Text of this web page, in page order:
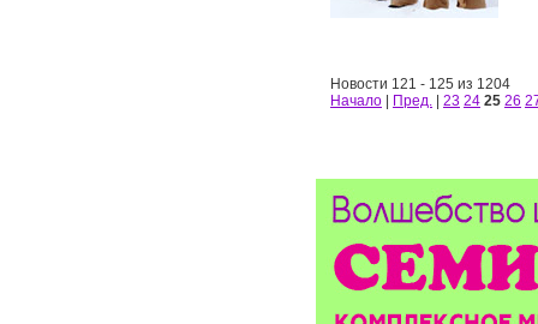
Новости 121 - 125 из 1204
Начало
Пред. 23 24 25 26